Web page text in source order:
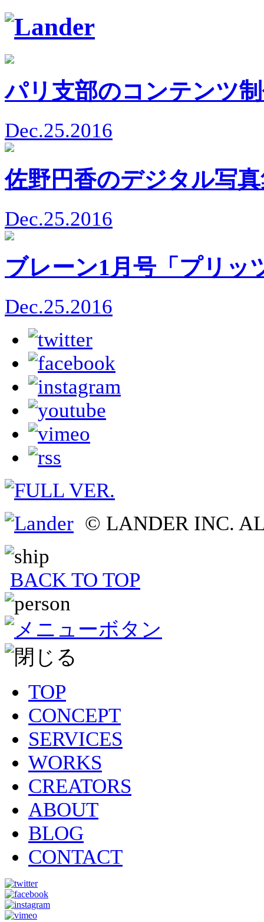
パリ支部のコンテンツ
Dec.25.2016
佐野円香のデジタル写
Dec.25.2016
ブレーン1月号「プリッ
Dec.25.2016
© LANDER INC.
BACK TO TOP
TOP
CONCEPT
SERVICES
WORKS
CREATORS
ABOUT
BLOG
CONTACT